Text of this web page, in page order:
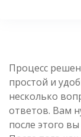
Процесс
простой и
несколько
ответов. Вам
после этого